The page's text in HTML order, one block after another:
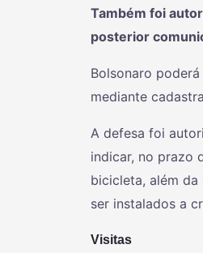
Também foi
posterior
Bolsonaro
mediante
A defesa foi
indicar, no prazo
bicicleta, além
ser instalados a
Visitas